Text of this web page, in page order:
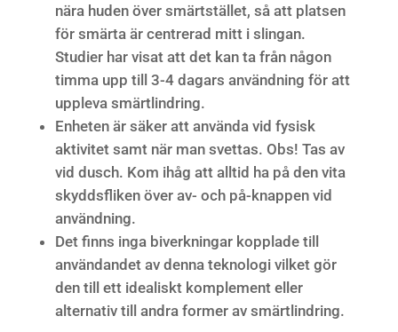
nära huden över smärtstället, så att platsen
för smärta är centrerad mitt i slingan.
Studier har visat att det kan ta från någon
timma upp till 3-4 dagars användning för att
uppleva smärtlindring.
Enheten är säker att använda vid fysisk
aktivitet samt när man svettas. Obs! Tas av
vid dusch. Kom ihåg att alltid ha på den vita
skyddsfliken över av- och på-knappen vid
användning.
Det finns inga biverkningar kopplade till
användandet av denna teknologi vilket gör
den till ett idealiskt komplement eller
alternativ till andra former av smärtlindring.